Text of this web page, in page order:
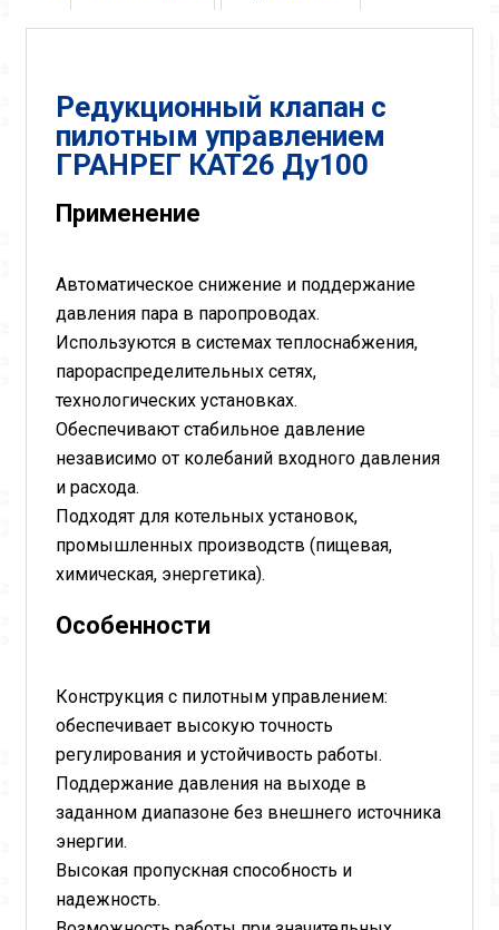
Редукционный клапан с
пилотным управлением
ГРАНРЕГ КАТ26 Ду100
Применение
Автоматическое снижение и поддержание
давления пара в паропроводах.
Используются в системах теплоснабжения,
парораспределительных сетях,
технологических установках.
Обеспечивают стабильное давление
независимо от колебаний входного давления
и расхода.
Подходят для котельных установок,
промышленных производств (пищевая,
химическая, энергетика).
Особенности
Конструкция с пилотным управлением:
обеспечивает высокую точность
регулирования и устойчивость работы.
Поддержание давления на выходе в
заданном диапазоне без внешнего источника
энергии.
Высокая пропускная способность и
надежность.